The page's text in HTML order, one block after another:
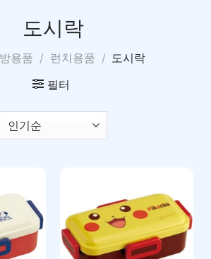
도시락
용품 / 런치용품 / 도시락
필터